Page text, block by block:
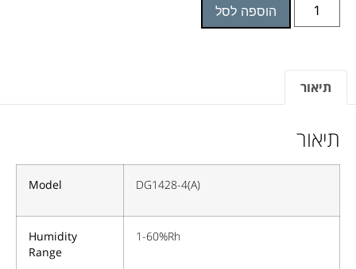
הוספה לסל
תיאור
תיאור
Model DG1428-4(A)
Humidity
Range
1-60%Rh